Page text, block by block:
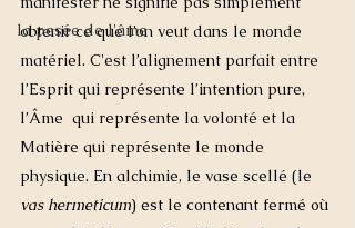
la pesée de l'âme
obtenir ce que l’on veut dans le monde
matériel. C'est l’alignement parfait entre
l’Esprit qui représente l’intention pure,
l’Âme  qui représente la volonté et la
Matière qui représente le monde
physique. En alchimie, le vase scellé (le
vas hermeticum) est le contenant fermé où